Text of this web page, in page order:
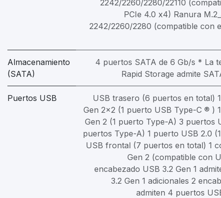
2242/2260/2280/22110
PCIe 4.0 x4) Ranura
2242/2260/2280 (compatible con
Almacenamiento
(SATA)
4 puertos SATA de 6 Gb/s * La
Rapid Storage admite
Puertos USB
USB trasero (6 puertos en total)
Gen 2x2 (1 puerto USB Type-C ® )
Gen 2 (1 puerto Type-A) 3 puertos
puertos Type-A) 1 puerto USB 2.0
USB frontal (7 puertos en total) 1
Gen 2 (compatible con
encabezado USB 3.2 Gen 1
3.2 Gen 1 adicionales 2
admiten 4 puertos